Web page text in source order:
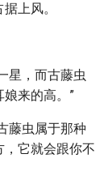
上风。
星，而古藤虫
来的高。”
藤虫属于那种
它就会跟你不